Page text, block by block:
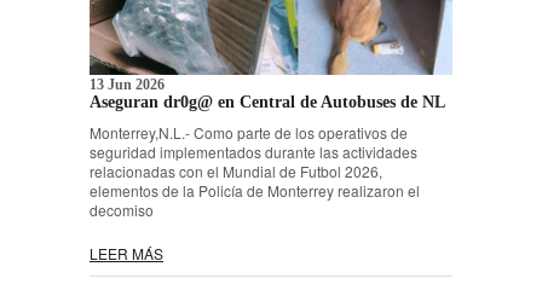
13 Jun 2026
Aseguran dr0g@ en Central de Autobuses de NL
Monterrey,N.L.- Como parte de los operativos de
seguridad implementados durante las actividades
relacionadas con el Mundial de Futbol 2026,
elementos de la Policía de Monterrey realizaron el
decomiso
LEER MÁS